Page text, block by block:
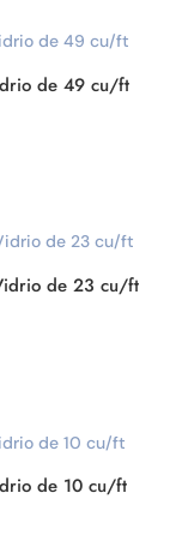
de 49 cu/ft
de 23 cu/ft
de 10 cu/ft